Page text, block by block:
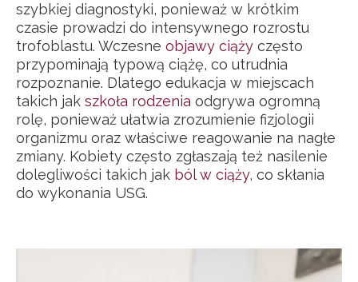
szybkiej diagnostyki, ponieważ w krótkim
czasie prowadzi do intensywnego rozrostu
trofoblastu. Wczesne objawy ciąży często
przypominają typową ciążę, co utrudnia
rozpoznanie. Dlatego edukacja w miejscach
takich jak szkoła rodzenia odgrywa ogromną
rolę, ponieważ ułatwia zrozumienie fizjologii
organizmu oraz właściwe reagowanie na nagłe
zmiany. Kobiety często zgłaszają też nasilenie
dolegliwości takich jak ból w ciąży, co skłania
do wykonania USG.